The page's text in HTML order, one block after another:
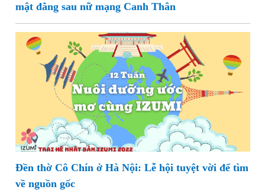
mật đằng sau nữ mạng Canh Thân
Đền thờ Cô Chín ở Hà Nội: Lễ hội tuyệt vời để tìm
về nguồn gốc